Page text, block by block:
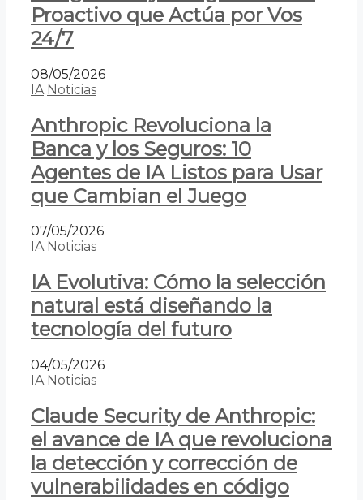
Proactivo que Actúa por Vos
24/7
08/05/2026
IA Noticias
Anthropic Revoluciona la
Banca y los Seguros: 10
Agentes de IA Listos para Usar
que Cambian el Juego
07/05/2026
IA Noticias
IA Evolutiva: Cómo la selección
natural está diseñando la
tecnología del futuro
04/05/2026
IA Noticias
Claude Security de Anthropic:
el avance de IA que revoluciona
la detección y corrección de
vulnerabilidades en código